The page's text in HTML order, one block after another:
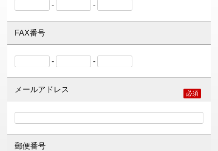
- -
FAX番号
- -
メールアドレス
郵便番号